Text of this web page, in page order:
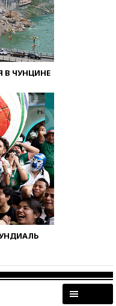
ЧУНЦИНЕ